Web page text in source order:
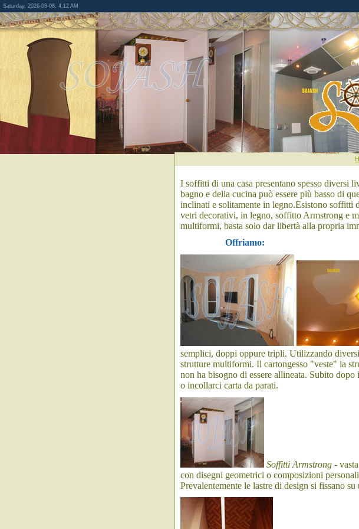
Saturday, 2026-08-08, 4:12 AM
I soffitti di una casa presentano spesso diversi
bagno e della cucina può essere più basso di
inclinati e solitamente in legno.Esistono soffitti
vetri decorativi, in legno, soffitto Armstrong e
multiformi, basta solo dar libertà alla propria
Offriamo:
semplici, doppi oppure tripli. Utilizzando
strutture multiformi. Il cartongesso "veste" la
non ha bisogno di essere allineata. Subito
o incollarci carta da parati.
Soffitti Armstrong -
con disegni geometrici o composizioni
Prevalentemente le lastre di design si fissano su